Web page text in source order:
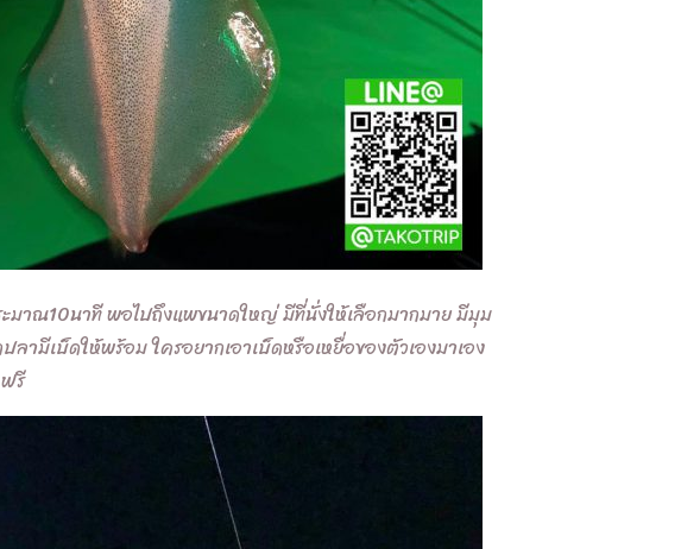
มาณ10นาที พอไปถึงแพขนาดใหญ่ มีที่นั่งให้เลือกมากมาย มีมุม
มีเบ็ดให้พร้อม ใครอยากเอาเบ็ดหรือเหยื่อของตัวเองมาเอง
รี